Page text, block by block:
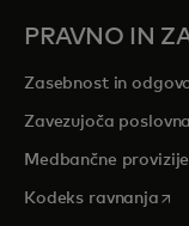
PRAVNO IN
Zasebnost in
Zavezujoča
Medbančne provizije
Kodeks ravnanja